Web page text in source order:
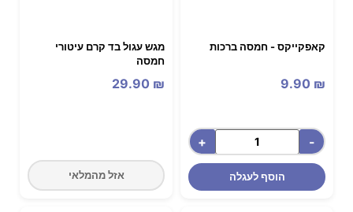
קאפקייקס - חמסה ברכות
9.90 ₪
-
+
הוסף לעגלה
מגש עגול בד קרם עיטורי
חמסה
29.90 ₪
אזל מהמלאי